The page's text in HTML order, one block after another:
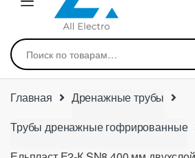
Искать:
Главная
Дренажные трубы
Трубы дренажные гофрированные